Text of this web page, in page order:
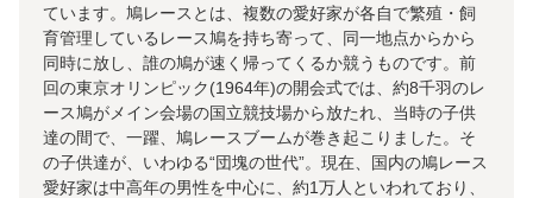
ています。鳩レースとは、複数の愛好家が各自で繁殖・飼
育管理しているレース鳩を持ち寄って、同一地点からから
同時に放し、誰の鳩が速く帰ってくるか競うものです。前
回の東京オリンピック(1964年)の開会式では、約8千羽のレ
ース鳩がメイン会場の国立競技場から放たれ、当時の子供
達の間で、一躍、鳩レースブームが巻き起こりました。そ
の子供達が、いわゆる“団塊の世代”。現在、国内の鳩レース
愛好家は中高年の男性を中心に、約1万人といわれており、